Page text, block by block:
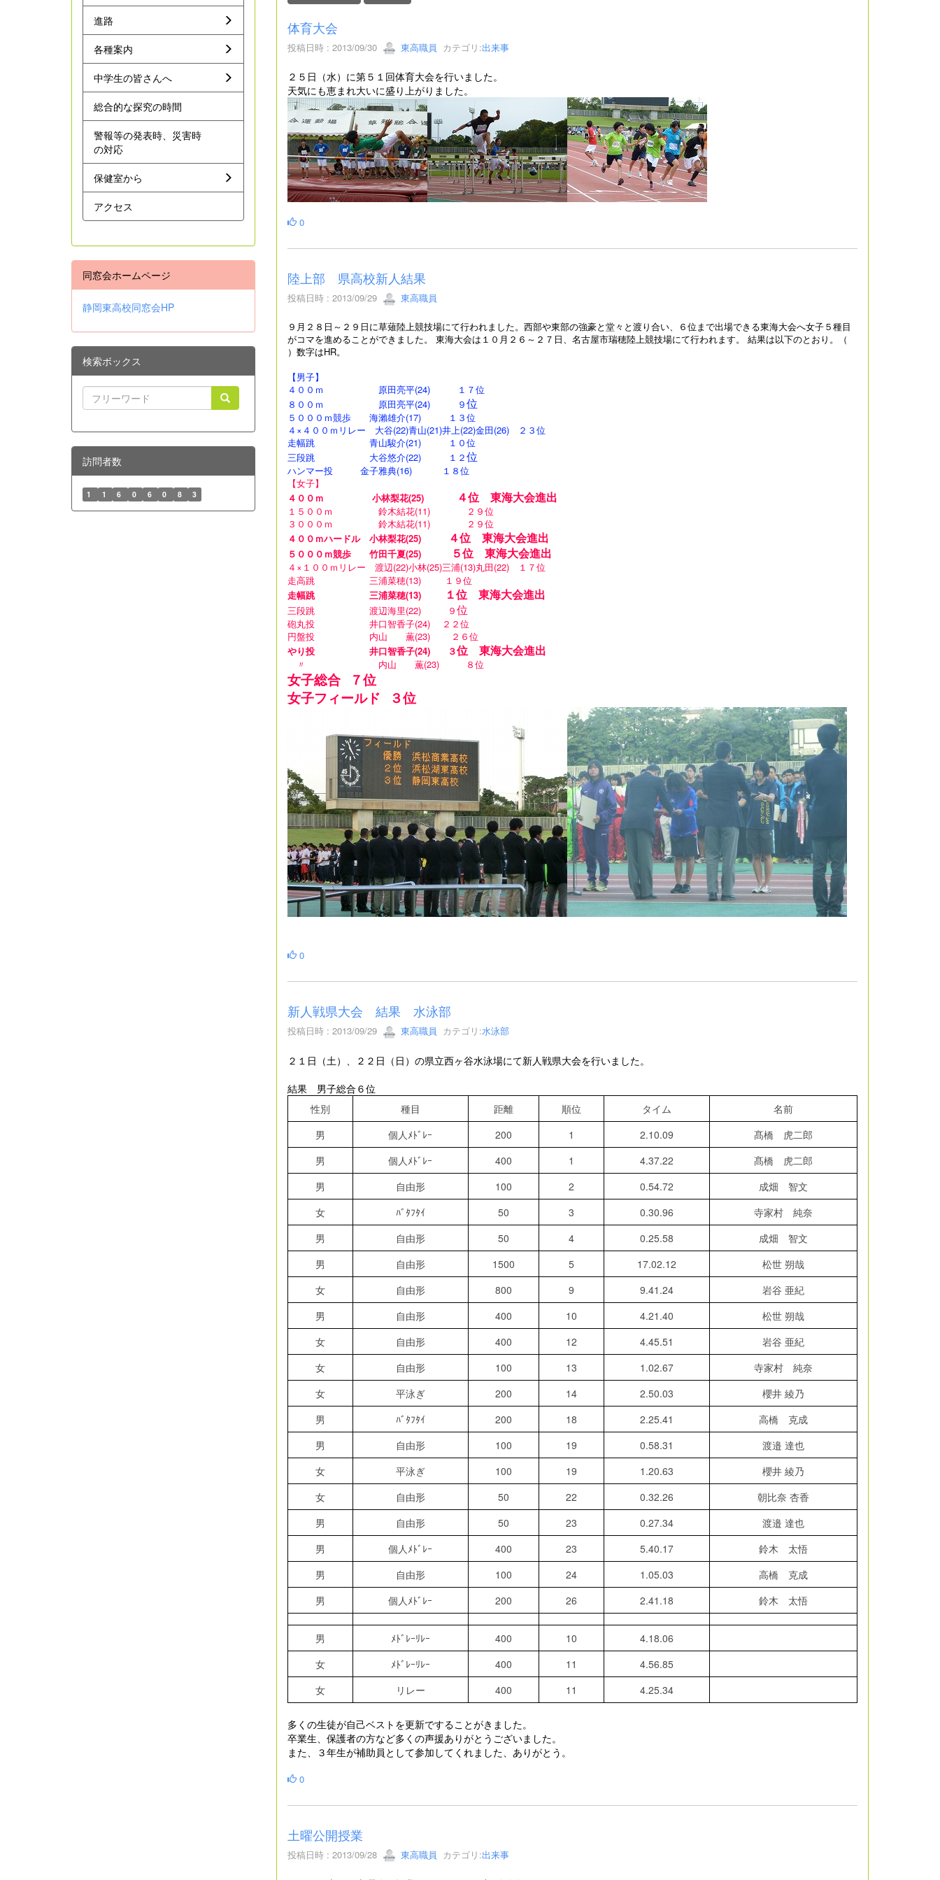
体育大会
投稿日時 : 2013/09/30 東高職員 カテゴリ:出来事
２５日（水）に第５１回体育大会を行いました。
天気にも恵まれ大いに盛り上がりました。
0
陸上部 県高校新人結果
投稿日時 : 2013/09/29 東高職員
９月２８日～２９日に草薙陸上競技場にて行われました。西部や東部の強豪と堂々と渡り合い、６位まで出場できる東海大会へ女子５種目
がコマを進めることができました。 東海大会は１０月２６～２７日、名古屋市瑞穂陸上競技場にて行われます。 結果は以下のとおり。（
）数字はHR。
【男子】
４００ｍ 原田亮平(24) １７位
８００ｍ 原田亮平(24) ９位
５０００ｍ競歩 海瀨雄介(17) １３位
４×４００ｍリレー 大谷(22)青山(21)井上(22)金田(26) ２３位
走幅跳 青山駿介(21) １０位
三段跳 大谷悠介(22) １２位
ハンマー投 金子雅典(16) １８位
【女子】
４００ｍ 小林梨花(25)
４位 東海大会進出
１５００ｍ 鈴木結花(11) ２９位
３０００ｍ 鈴木結花(11) ２９位
４００ｍハードル 小林梨花(25)
４位 東海大会進出
５０００ｍ競歩 竹田千夏(25) ５位 東海大会進出
４×１００ｍリレー 渡辺(22)小林(25)三浦(13)丸田(22) １７位
走高跳 三浦菜穂(13) １９位
走幅跳 三浦菜穂(13)
１位 東海大会進出
三段跳 渡辺海里(22) ９位
砲丸投 井口智香子(24) ２２位
円盤投 内山 薫(23) ２６位
やり投 井口智香子(24) ３位 東海大会進出
〃 内山 薫(23) ８位
女子総合
７位
女子フィールド
３位
0
新人戦県大会 結果 水泳部
投稿日時 : 2013/09/29 東高職員 カテゴリ:水泳部
２１日（土）、２２日（日）の県立西ヶ谷水泳場にて新人戦県大会を行いました。
結果 男子総合６位
性別
種目 距離 順位 タイム
名前
男
個人ﾒﾄﾞﾚｰ 200 1 2.10.09
髙橋 虎二郎
男
個人ﾒﾄﾞﾚｰ 400 1 4.37.22
髙橋 虎二郎
男
自由形 100 2 0.54.72
成畑 智文
女
ﾊﾞﾀﾌﾀｲ 50 3 0.30.96
寺家村 純奈
男
自由形 50 4 0.25.58
成畑 智文
男
自由形 1500 5 17.02.12
松世 朔哉
女
自由形 800 9 9.41.24
岩谷 亜紀
男
自由形 400 10 4.21.40
松世 朔哉
女
自由形 400 12 4.45.51
岩谷 亜紀
女
自由形 100 13 1.02.67
寺家村 純奈
女
平泳ぎ 200 14 2.50.03
櫻井 綾乃
男
ﾊﾞﾀﾌﾀｲ 200 18 2.25.41
高橋 克成
男
自由形 100 19 0.58.31
渡邉 達也
女
平泳ぎ 100 19 1.20.63
櫻井 綾乃
女
自由形 50 22 0.32.26
朝比奈 杏香
男
自由形 50 23 0.27.34
渡邉 達也
男
個人ﾒﾄﾞﾚｰ 400 23 5.40.17
鈴木 太悟
男
自由形 100 24 1.05.03
高橋 克成
男
個人ﾒﾄﾞﾚｰ 200 26 2.41.18 鈴木 太悟
男 ﾒﾄﾞﾚｰﾘﾚｰ 400 10
4.18.06
女
ﾒﾄﾞﾚｰﾘﾚｰ 400 11
4.56.85
女
リレー 400 11 4.25.34
多くの生徒が自己ベストを更新ですることがきました。
卒業生、保護者の方など多くの声援ありがとうございました。
また、３年生が補助員として参加してくれました、ありがとう。
0
土曜公開授業
投稿日時 : 2013/09/28 東高職員 カテゴリ:出来事
進路
各種案内
中学生の皆さんへ
総合的な探究の時間
警報等の発表時、災害時
の対応
保健室から
アクセス
同窓会ホームページ
静岡東高校同窓会HP
検索ボックス
訪問者数
1 1 6 0 6 0 8 3